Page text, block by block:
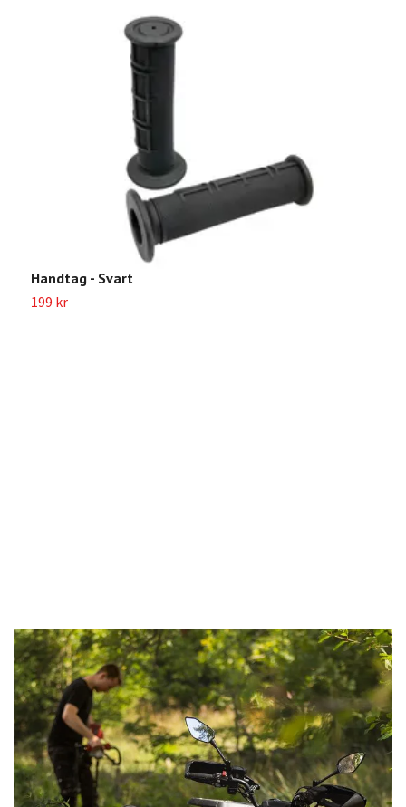
Handtag - Svart
199 kr